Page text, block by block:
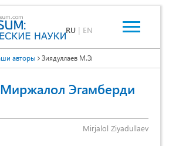
RU | EN
авторы Зиядуллаев М.Э.
Эгамберди
Mirjalol Ziyadullaev